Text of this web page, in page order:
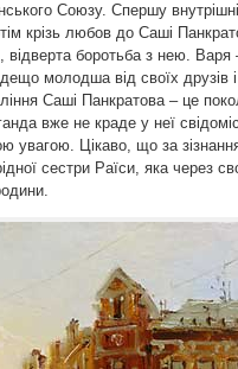
Союзу. Спершу
крізь любов до Саші
відверта боротьба з нею.
молодша від своїх друзів
Саші Панкратова – це
вже не краде у неї
увагою. Цікаво, що за
сестри Раїси, яка через